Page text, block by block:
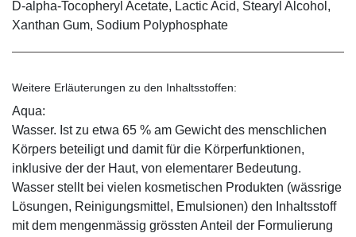
D-alpha-Tocopheryl Acetate, Lactic Acid, Stearyl Alcohol,
Xanthan Gum, Sodium Polyphosphate
Weitere Erläuterungen zu den Inhaltsstoffen:
Aqua:
Wasser. Ist zu etwa 65 % am Gewicht des menschlichen
Körpers beteiligt und damit für die Körperfunktionen,
inklusive der der Haut, von elementarer Bedeutung.
Wasser stellt bei vielen kosmetischen Produkten (wässrige
Lösungen, Reinigungsmittel, Emulsionen) den Inhaltsstoff
mit dem mengenmässig grössten Anteil der Formulierung